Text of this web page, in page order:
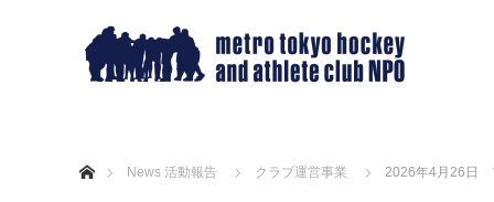
News 活動報告
クラブ運営事業 2026年4月26日